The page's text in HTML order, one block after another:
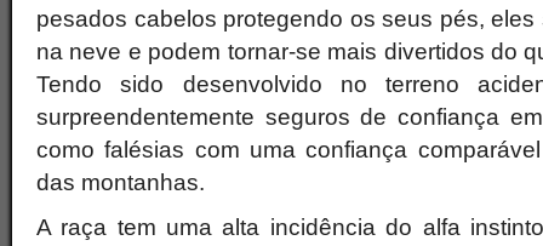
pesados cabelos protegendo os seus pés,
na neve e podem tornar-se mais divertidos do
Tendo sido desenvolvido no terreno
surpreendentemente seguros de confiança
como falésias com uma confiança
das montanhas.
A raça tem uma alta incidência do alfa